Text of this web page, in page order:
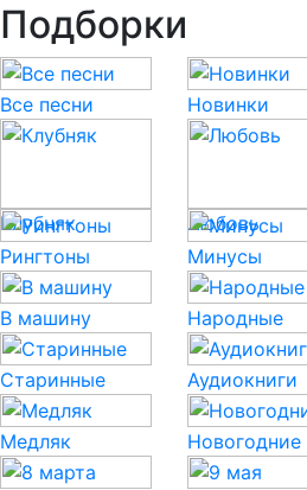
Подборки
Все песни Новинки
Клубняк Любовь
Рингтоны Минусы
В машину Народные
Старинные Аудиокниги
Медляк Новогодние